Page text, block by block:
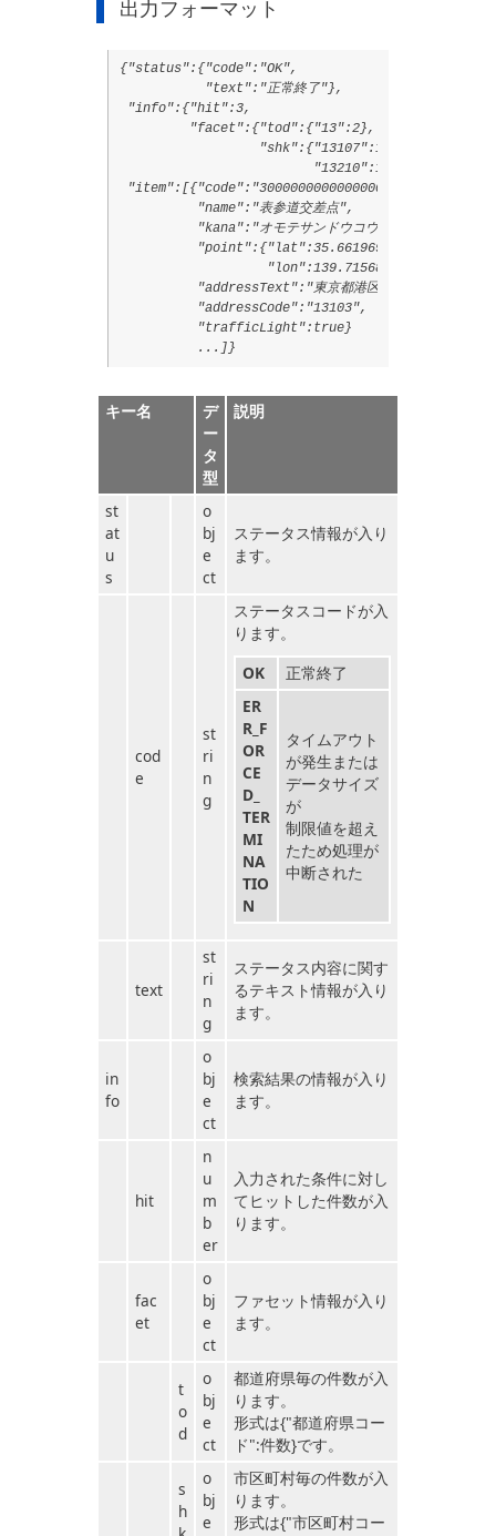
出力フォーマット
{"status":{"code":"OK",
           "text":"正常終了"},
"info":{"hit":3,
         "facet":{"tod":{"13":2},
                  "shk":{"13107":1,
                         "13210":1}},
"item":[{"code":"30000000000000009425",
          "name":"表参道交差点",
          "kana":"オモテサンドウコウサテン",
          "point":{"lat":35.6619698,
                   "lon":139.71568771},
          "addressText":"東京都港区",
          "addressCode":"13103",
          "trafficLight":true}
          ...]}
キー名
デ
ー
タ
型
説明
st
at
u
s
o
bj
e
ct
ステータス情報が入り
ます。
cod
e
st
ri
n
g
ステータスコードが入
ります。
OK
正常終了
ER
R_F
OR
CE
D_
TER
MI
NA
TIO
N
タイムアウト
が発生または
データサイズ
が
制限値を超え
たため処理が
中断された
text
st
ri
n
g
ステータス内容に関す
るテキスト情報が入り
ます。
in
fo
o
bj
e
ct
検索結果の情報が入り
ます。
hit
n
u
m
b
er
入力された条件に対し
てヒットした件数が入
ります。
fac
et
o
bj
e
ct
ファセット情報が入り
ます。
t
o
d
o
bj
e
ct
都道府県毎の件数が入
ります。
形式は{"都道府県コー
ド":件数}です。
s
h
o
bj
e
市区町村毎の件数が入
ります。
形式は{"市区町村コー